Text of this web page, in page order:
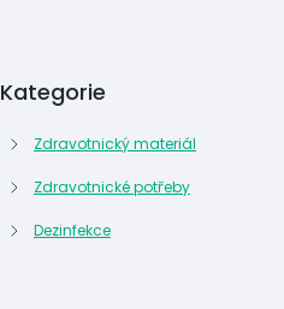
Kategorie
Zdravotnický materiál
Zdravotnické potřeby
Dezinfekce